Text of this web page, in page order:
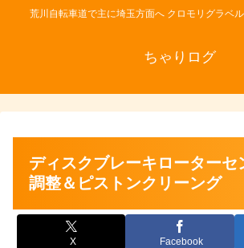
荒川自転車道で主に埼玉方面へ クロモリグラベ
ちゃりログ
ディスクブレーキローターセ
調整＆ピストンクリーング
X Facebook